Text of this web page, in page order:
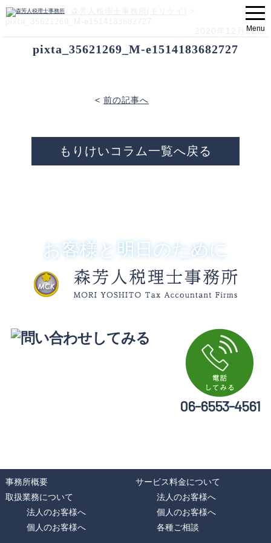
Menu
大阪 大正区 - 森芳人税理士事務所(モリケイ)
2020年12月22日
pixta_35621269_M-e1514183682727
< 前の記事へ
もりけいコラム一覧へ戻る
お客様と明日のために
06-6553-4561
事務所概要
取扱業務について
法人のお客様へ
個人のお客様へ
サービス料金について
法人のお客様へ
個人のお客様へ
各種ご相談